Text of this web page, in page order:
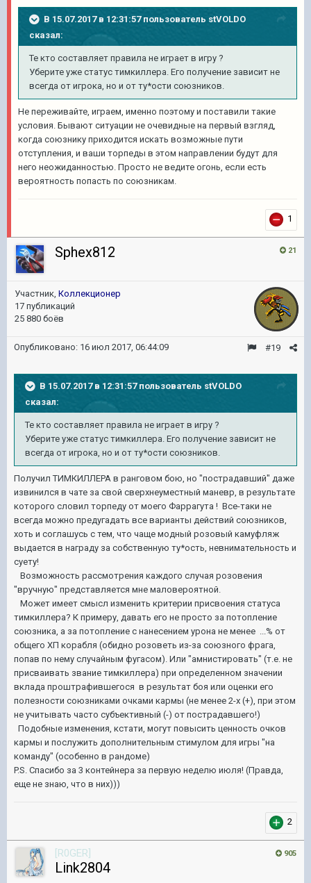
В 15.07.2017 в 12:31:57 пользователь stVOLDO
сказал:
Те кто составляет правила не играет в игру ?
Уберите уже статус тимкиллера. Его получение зависит не
всегда от игрока, но и от ту*ости союзников.
Не переживайте, играем, именно поэтому и поставили такие
условия. Бывают ситуации не очевидные на первый взгляд,
когда союзнику приходится искать возможные пути
отступления, и ваши торпеды в этом направлении будут для
него неожиданностью. Просто не ведите огонь, если есть
вероятность попасть по союзникам.
1
21
Sphex812
Участник, Коллекционер
17 публикаций
25 880 боёв
#19
Опубликовано: 16 июл 2017, 06:44:09
В 15.07.2017 в 12:31:57 пользователь stVOLDO
сказал:
Те кто составляет правила не играет в игру ?
Уберите уже статус тимкиллера. Его получение зависит не
всегда от игрока, но и от ту*ости союзников.
Получил ТИМКИЛЛЕРА в ранговом бою, но "пострадавший" даже
извинился в чате за свой сверхнеуместный маневр, в результате
которого словил торпеду от моего Фаррагута ! Все-таки не
всегда можно предугадать все варианты действий союзников,
хоть и соглашусь с тем, что чаще модный розовый камуфляж
выдается в награду за собственную ту*ость, невнимательность и
суету!
Возможность рассмотрения каждого случая розовения
"вручную" представляется мне маловероятной.
Может имеет смысл изменить критерии присвоения статуса
тимкиллера? К примеру, давать его не просто за потопление
союзника, а за потопление с нанесением урона не менее ...% от
общего ХП корабля (обидно розоветь из-за союзного фрага,
попав по нему случайным фугасом). Или "амнистировать" (т.е. не
присваивать звание тимкиллера) при определенном значении
вклада проштрафившегося в результат боя или оценки его
полезности союзниками очками кармы (не менее 2-х (+), при этом
не учитывать часто субъективный (-) от пострадавшего!)
Подобные изменения, кстати, могут повысить ценность очков
кармы и послужить дополнительным стимулом для игры "на
команду" (особенно в рандоме)
P.S. Спасибо за 3 контейнера за первую неделю июля! (Правда,
еще не знаю, что в них)))
2
905
[R0GER]
Link2804